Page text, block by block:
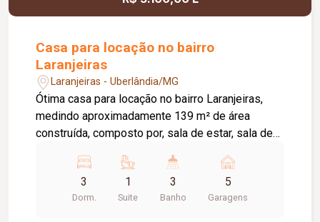
oferecer conforto, sofisticação e funcionalidade.
Casa para locação no bairro
Laranjeiras
Laranjeiras - Uberlândia/MG
Ótima casa para locação no bairro Laranjeiras,
medindo aproximadamente 139 m² de área
construída, composto por, sala de estar, sala de
sendo 01 suite, banheiro social, cozinha com
armários planejados cooktop e geladeira,
despensa e área de serviço, banheiro externo,
3
Dorm.
1
Suite
3
Banho
5
Garagens